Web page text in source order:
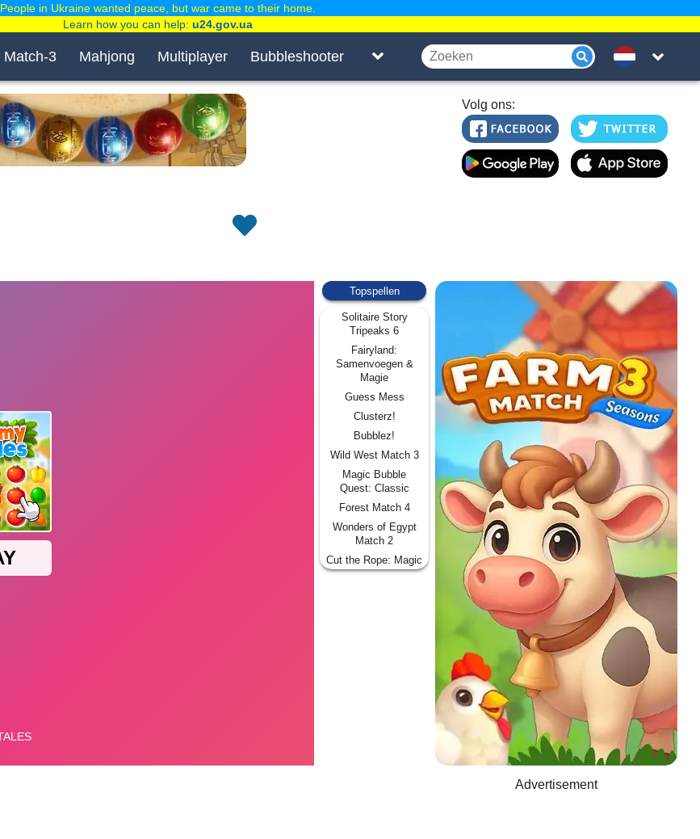
Match-3 Mahjong Multiplayer Bubbleshooter
Volg ons:
Topspellen
Solitaire Story
Tripeaks 6
Fairyland:
Samenvoegen &
Magie
Guess Mess
Clusterz!
Bubblez!
Wild West Match 3
Magic Bubble
Quest: Classic
Forest Match 4
Wonders of Egypt
Match 2
Cut the Rope: Magic
Advertisement
People in Ukraine wanted peace, but war came to their home.
Learn how you can help: u24.gov.ua